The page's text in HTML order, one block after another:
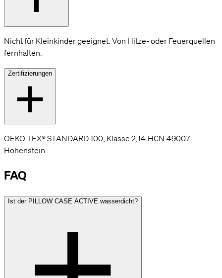
Nicht für Kleinkinder geeignet. Von Hitze- oder Feuerquellen
fernhalten.
Zertifizierungen
OEKO TEX® STANDARD 100, Klasse 2,14.HCN.49007
Hohenstein
FAQ
Ist der PILLOW CASE ACTIVE wasserdicht?